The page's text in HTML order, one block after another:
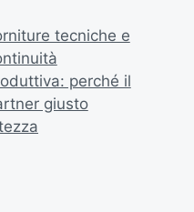
tecniche e
perché il
giusto